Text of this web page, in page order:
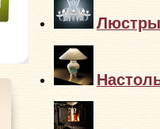
Люстры